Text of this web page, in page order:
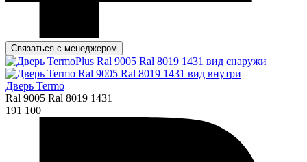
Связаться с менеджером
Дверь Termo
Ral 9005 Ral 8019 1431
191 100